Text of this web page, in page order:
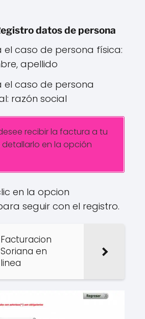
datos de persona
el caso de persona física:
apellido
el caso de persona
razón social
recibir la factura a tu
en la opción
en la opcion
seguir con el registro.
Facturacion
Soriana en
linea